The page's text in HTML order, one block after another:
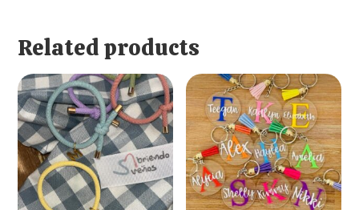
Related products